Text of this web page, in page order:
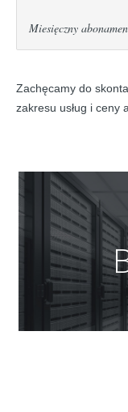
Miesięczny
Zachęcamy do
zakresu usług i ceny